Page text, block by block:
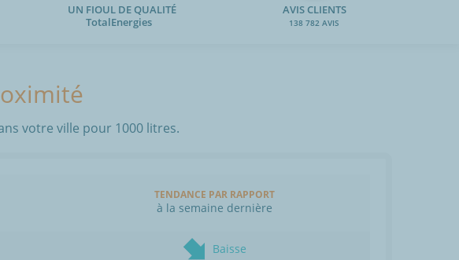
UN FIOUL DE QUALITÉ
TotalEnergies
AVIS CLIENTS
138 782 AVIS
votre ville pour 1000 litres.
TENDANCE PAR RAPPORT
à la semaine dernière
Baisse